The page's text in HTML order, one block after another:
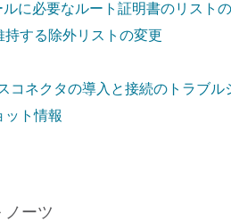
に必要なルート証明書のリスト
する除外リストの変更
コネクタの導入と接続のトラブル
ット情報
ノーツ